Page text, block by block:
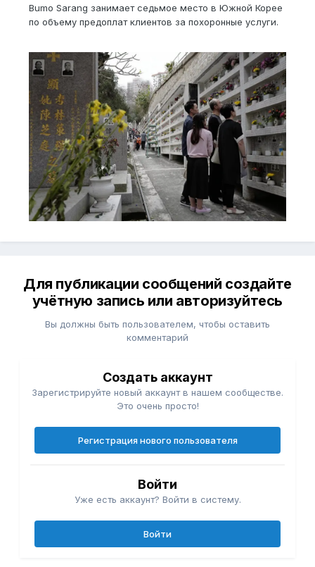
Bumo Sarang занимает седьмое место в Южной Корее
по объему предоплат клиентов за похоронные услуги.
Для публикации сообщений создайте
учётную запись или авторизуйтесь
Вы должны быть пользователем, чтобы оставить
комментарий
Создать аккаунт
Зарегистрируйте новый аккаунт в нашем сообществе.
Это очень просто!
Регистрация нового пользователя
Войти
Уже есть аккаунт? Войти в систему.
Войти